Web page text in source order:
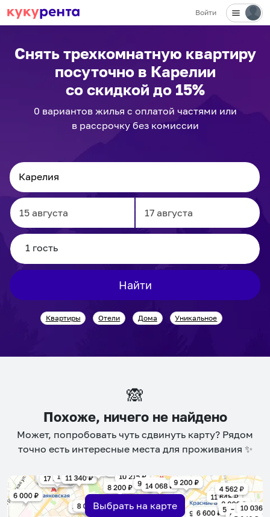
Войти
Снять трехкомнатную квартиру
посуточно в Карелии
со скидкой до 15%
0 вариантовжилья с оплатой частями или
в рассрочку без комиссии
Navigate
forward
to
interact
with
calendar
question
mark
key
get
the
keyboard
Navigate
to
interact
with
calendar
Press
question
mark
key
get
the
keyboard
Найти
Квартиры Отели Дома Уникальное
🙈
Похоже, ничего не найдено
Может, попробовать чуть сдвинуть карту? Рядом
точно есть интересные места для проживания ✨
Выбрать на карте